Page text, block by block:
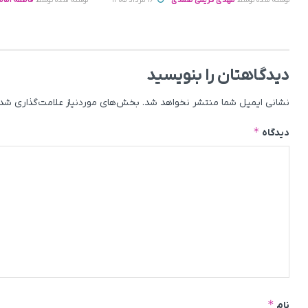
دیدگاهتان را بنویسید
نشانی ایمیل شما منتشر نخواهد شد. بخش‌های موردنیاز علامت‌گذاری
دیدگاه *
*